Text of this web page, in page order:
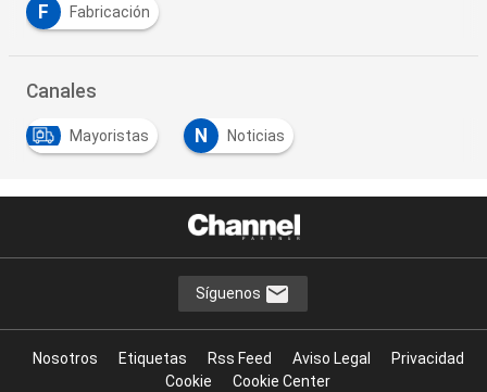
F Fabricación
Canales
Mayoristas N Noticias
Síguenos
Nosotros Etiquetas Rss Feed Aviso Legal
Privacidad
Cookie
Cookie Center